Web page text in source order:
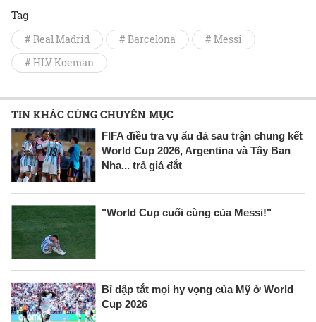
Tag
# Real Madrid # Barcelona
# Messi
# HLV Koeman
TIN KHÁC CÙNG CHUYÊN MỤC
FIFA điều tra vụ ẩu đả sau trận chung kết
World Cup 2026, Argentina và Tây Ban
Nha... trả giá đắt
"World Cup cuối cùng của Messi!"
Bỉ dập tắt mọi hy vọng của Mỹ ở World
Cup 2026